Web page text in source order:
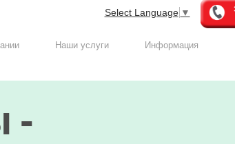
Наши услуги Информация
Select Language ▼
-